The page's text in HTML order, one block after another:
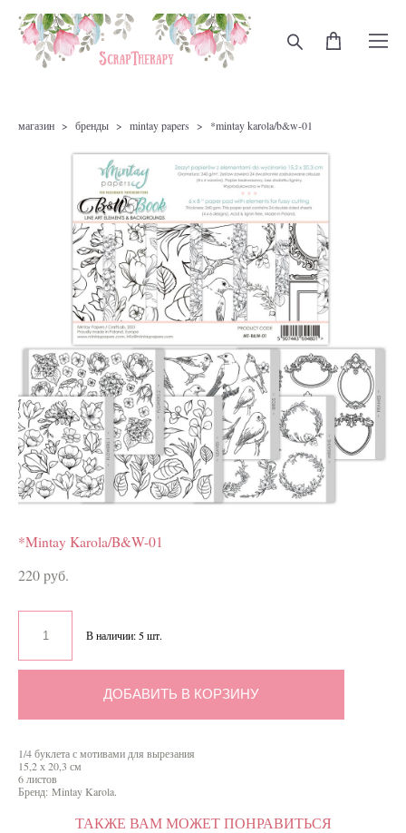
магазин > бренды > mintay papers > *mintay karola/b&w-01
*Mintay Karola/B&W-01
220 pуб.
В наличии: 5шт.
ДОБАВИТЬ В КОРЗИНУ
1/4 буклета с мотивами для вырезания
15,2 х 20,3 см
6 листов
Бренд: Mintay Karola.
ТАКЖЕ ВАМ МОЖЕТ ПОНРАВИТЬСЯ